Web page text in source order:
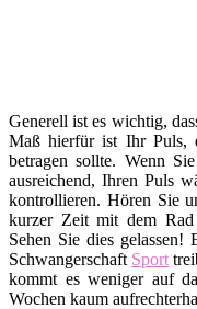
Generell ist es wichtig,
Maß hierfür ist Ihr Puls,
betragen sollte. Wenn
ausreichend, Ihren Puls
kontrollieren. Hören Sie
kurzer Zeit mit dem
Sehen Sie dies
Schwangerschaft Sport
kommt es weniger auf
Wochen kaum